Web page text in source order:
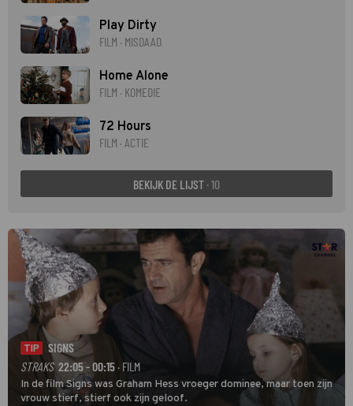
Play Dirty
FILM · MISDAAD
Home Alone
FILM · KOMEDIE
72 Hours
FILM · ACTIE
BEKIJK DE LIJST · 10
TIP
SIGNS
STRAKS 22:05 - 00:15 · FILM
In de film Signs was Graham Hess vroeger dominee, maar toen zijn
vrouw stierf, stierf ook zijn geloof.